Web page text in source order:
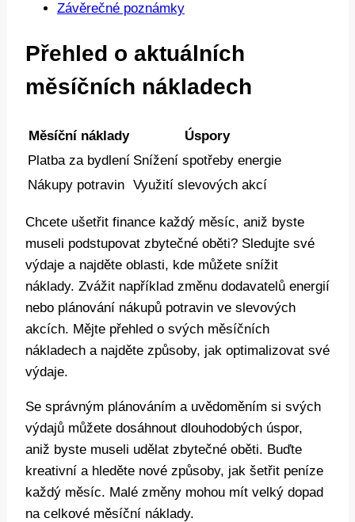
Závěrečné poznámky
Přehled o aktuálních
měsíčních nákladech
Měsíční náklady
Úspory
Platba za bydlení Snížení spotřeby energie
Nákupy potravin Využití slevových akcí
Chcete ušetřit finance každý měsíc, aniž byste
museli podstupovat zbytečné oběti? Sledujte své
výdaje a najděte oblasti, kde můžete snížit
náklady. Zvážit například změnu dodavatelů energií
nebo plánování nákupů potravin ve slevových
akcích. Mějte přehled o svých měsíčních
nákladech a najděte způsoby, jak optimalizovat své
výdaje.
Se správným plánováním a uvědoměním si svých
výdajů můžete dosáhnout dlouhodobých úspor,
aniž byste museli udělat zbytečné oběti. Buďte
kreativní a hleděte nové způsoby, jak šetřit peníze
každý měsíc. Malé změny mohou mít velký dopad
na celkové měsíční náklady.